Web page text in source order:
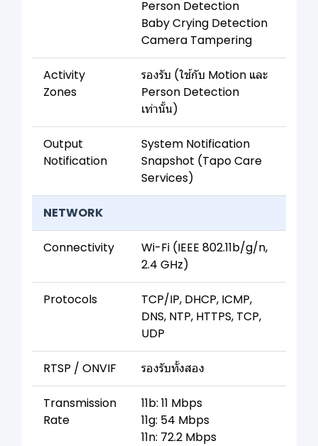
Person Detection
Baby Crying Detection
Camera Tampering
Activity
Zones
รองรับ (ใช้กับ Motion และ
Person Detection
เท่านั้น)
Output
Notification
System Notification
Snapshot (Tapo Care
Services)
NETWORK
Connectivity
Wi-Fi (IEEE 802.11b/g/n,
2.4 GHz)
Protocols
TCP/IP, DHCP, ICMP,
DNS, NTP, HTTPS, TCP,
UDP
RTSP / ONVIF รองรับทั้งสอง
Transmission
Rate
11b: 11 Mbps
11g: 54 Mbps
11n: 72.2 Mbps